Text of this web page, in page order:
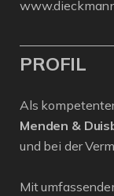
PROFIL
Als
Menden &
und bei der
Mit